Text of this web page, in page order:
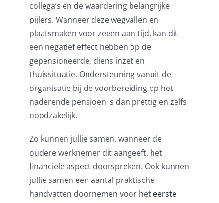
collega’s en de waardering belangrijke
pijlers. Wanneer deze wegvallen en
plaatsmaken voor zeeën aan tijd, kan dit
een negatief effect hebben op de
gepensioneerde, diens inzet en
thuissituatie. Ondersteuning vanuit de
organisatie bij de voorbereiding op het
naderende pensioen is dan prettig en zelfs
noodzakelijk.
Zo kunnen jullie samen, wanneer de
oudere werknemer dit aangeeft, het
financiële aspect doorspreken. Ook kunnen
jullie samen een aantal praktische
handvatten doornemen voor het eerste